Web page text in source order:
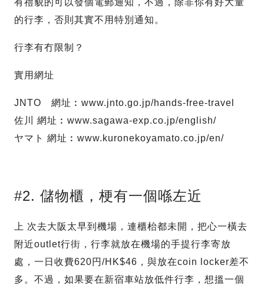
的行李，否則其實不用特別通知。
行李有冇限制？
實用網址
JNTO 網址︰www.jnto.go.jp/hands-free-travel
佐川 網址︰www.sagawa-exp.co.jp/english/
ヤマト 網址︰www.kuronekoyamato.co.jp/en/
#2. 儲物櫃，梗有一個喺左近
上 次去大阪太早到機場，連櫃枱都未開，把心一橫去
附近outlet行街，行李就放在機場的手提行李寄放
處，一日收費620円/HK$46，與放在coin locker差不
多。不過，如果要在新宿車站放低件行李，想搵一個